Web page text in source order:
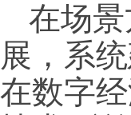
在场
展，系
在数字